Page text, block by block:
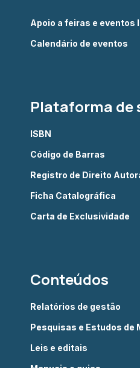
Apoio a feiras e eventos
Calendário de eventos
Plataforma de
ISBN
Código de Barras
Registro de Direito
Ficha Catalográfica
Carta de Exclusividade
Conteúdos
Relatórios de gestão
Pesquisas e Estudos de
Leis e editais